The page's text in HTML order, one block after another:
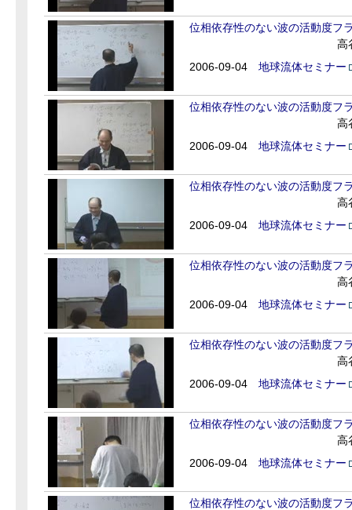
位相依存性のない波の活動度フ
高
2006-09-04
地球流体セミナー
位相依存性のない波の活動度フ
高
2006-09-04
地球流体セミナー
位相依存性のない波の活動度フ
高
2006-09-04
地球流体セミナー
位相依存性のない波の活動度フ
高
2006-09-04
地球流体セミナー
位相依存性のない波の活動度フ
高
2006-09-04
地球流体セミナー
位相依存性のない波の活動度フ
高
2006-09-04
地球流体セミナー
位相依存性のない波の活動度フ